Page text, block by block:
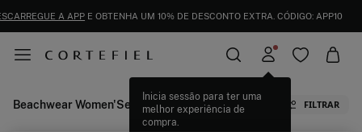
A APP E OBTENHA UM 10% DE DESCONTO EXTRA. CÓDIGO: APP10
Inicia sessão para ter uma
melhor experiência de
compra.
Beachwear Women'Secret FILTRAR